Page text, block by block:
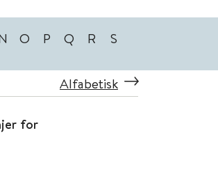
O P Q R S
Alfabetisk
for